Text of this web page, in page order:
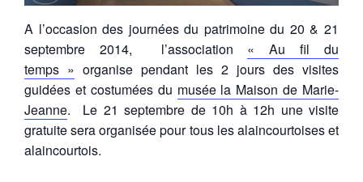
A l’occasion des journées du patrimoine du 20 & 21
septembre 2014, l’association « Au fil du
temps » organise pendant les 2 jours des visites
guidées et costumées du musée la Maison de Marie-
Jeanne. Le 21 septembre de 10h à 12h une visite
gratuite sera organisée pour tous les alaincourtoises et
alaincourtois.